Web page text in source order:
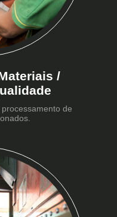
/
de